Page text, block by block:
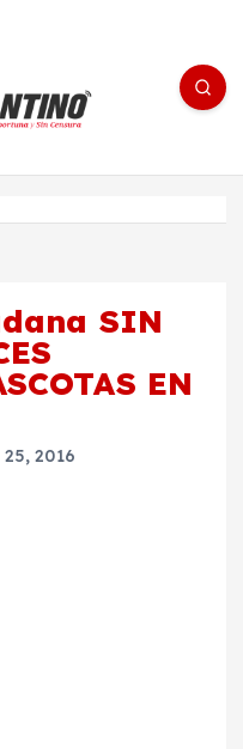
noticias/editorial
SIN
EN
2016